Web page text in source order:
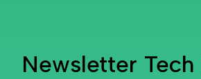
Newsletter Tech